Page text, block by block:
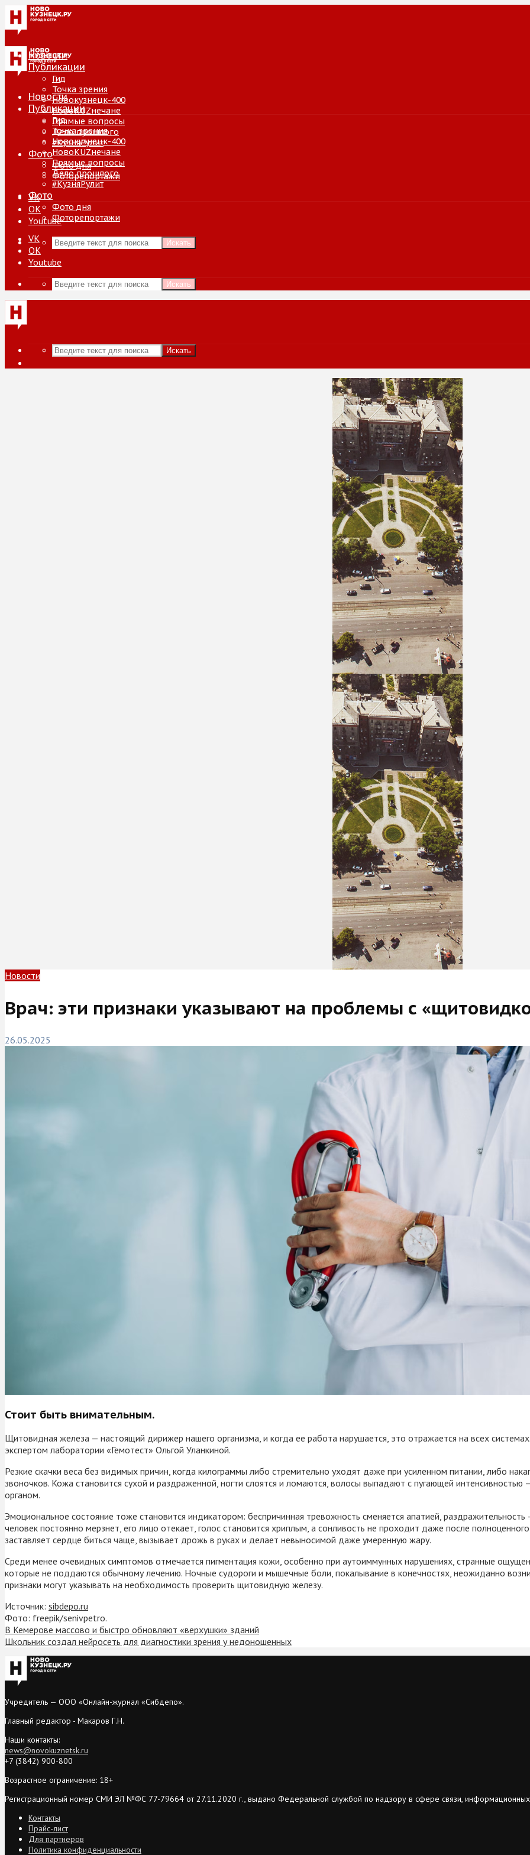
Новости
Публикации
Гид
Точка зрения
Новокузнецк-400
НовоKUZнечане
Прямые вопросы
Дело прошлого
#КузняРулит
Фото
Фото дня
Фоторепортажи
VK
ОК
Youtube
Искать
Новости
Публикации
Гид
Точка зрения
Новокузнецк-400
НовоKUZнечане
Прямые вопросы
Дело прошлого
#КузняРулит
Фото
Фото дня
Фоторепортажи
VK
ОК
Youtube
Искать
Искать
Новости
Врач: эти признаки указывают на проблемы с
26.05.2025
Стоит быть внимательным.
Щитовидная железа — настоящий дирижер нашего организма, и когда ее работа нарушается, это отражается на всех
экспертом лаборатории «Гемотест» Ольгой Уланкиной.
Резкие скачки веса без видимых причин, когда килограммы либо стремительно уходят даже при усиленном питании, либо
звоночков. Кожа становится сухой и раздраженной, ногти слоятся и ломаются, волосы выпадают с пугающей
органом.
Эмоциональное состояние тоже становится индикатором: беспричинная тревожность сменяется апатией,
человек постоянно мерзнет, его лицо отекает, голос становится хриплым, а сонливость не проходит даже после
заставляет сердце биться чаще, вызывает дрожь в руках и делает невыносимой даже умеренную жару.
Среди менее очевидных симптомов отмечается пигментация кожи, особенно при аутоиммунных нарушениях, странные
которые не поддаются обычному лечению. Ночные судороги и мышечные боли, покалывание в конечностях, неожиданно
признаки могут указывать на необходимость проверить щитовидную железу.
Источник: sibdepo.ru
Фото: freepik/senivpetro.
В Кемерове массово и быстро обновляют «верхушки» зданий
Школьник создал нейросеть для диагностики зрения у недоношенных
Учредитель — ООО «Онлайн-журнал «Сибдепо».
Главный редактор - Макаров Г.Н.
Наши контакты:
news@novokuznetsk.ru
+7 (3842) 900-800
Возрастное ограничение: 18+
Регистрационный номер СМИ ЭЛ №ФС 77-79664 от 27.11.2020 г., выдано Федеральной службой по надзору в сфере связи, информационных
Контакты
Прайс-лист
Для партнеров
Политика конфиденциальности